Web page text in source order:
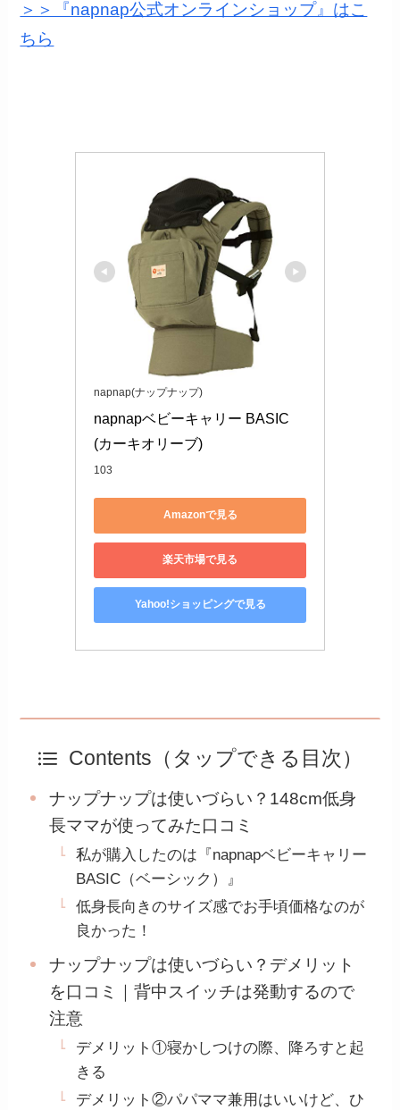
＞＞『napnap公式オンラインショップ』はこ
ちら
napnap(ナップナップ)
napnapベビーキャリー BASIC
(カーキオリーブ)
103
Amazonで見る
楽天市場で見る
Yahoo!ショッピングで見る
Contents（タップできる目次）
ナップナップは使いづらい？148cm低身
長ママが使ってみた口コミ
私が購入したのは『napnapベビーキャリー
BASIC（ベーシック）』
低身長向きのサイズ感でお手頃価格なのが
良かった！
ナップナップは使いづらい？デメリット
を口コミ｜背中スイッチは発動するので
注意
デメリット①寝かしつけの際、降ろすと起
きる
デメリット②パパママ兼用はいいけど、ひ